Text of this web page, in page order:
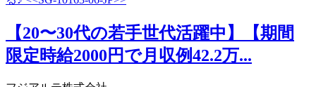
【20〜30代の若手世代活躍中】【期間
限定時給2000円で月収例42.2万...